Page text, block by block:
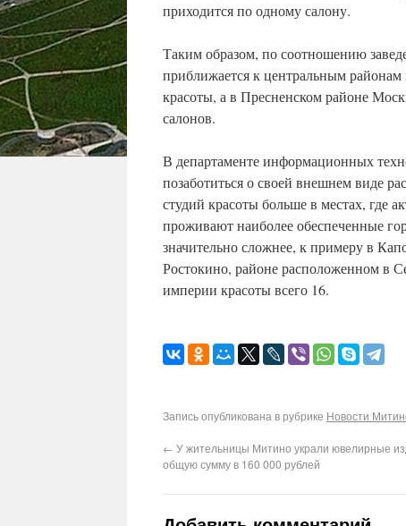
приходится по одному салону.
Таким образом, по соотношению
приближается к центральным
красоты, а в Пресненском районе
салонов.
В департаменте информационных
позаботиться о своей внешнем виде
студий красоты больше в местах, где
проживают наиболее обеспеченные
значительно сложнее, к примеру в
Ростокино, районе расположенном в
империи красоты всего 16.
Запись опубликована в рубрике Новости
← У жительницы Митино украли ювелирные
общую сумму в 160 000 рублей